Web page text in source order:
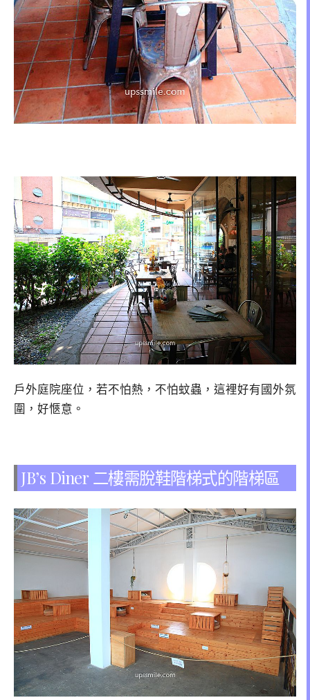
戶外庭院座位，若不怕熱，不怕蚊蟲，這裡好有國外氛
圍，好愜意。
JB’s Diner 二樓需脫鞋階梯式的階梯區